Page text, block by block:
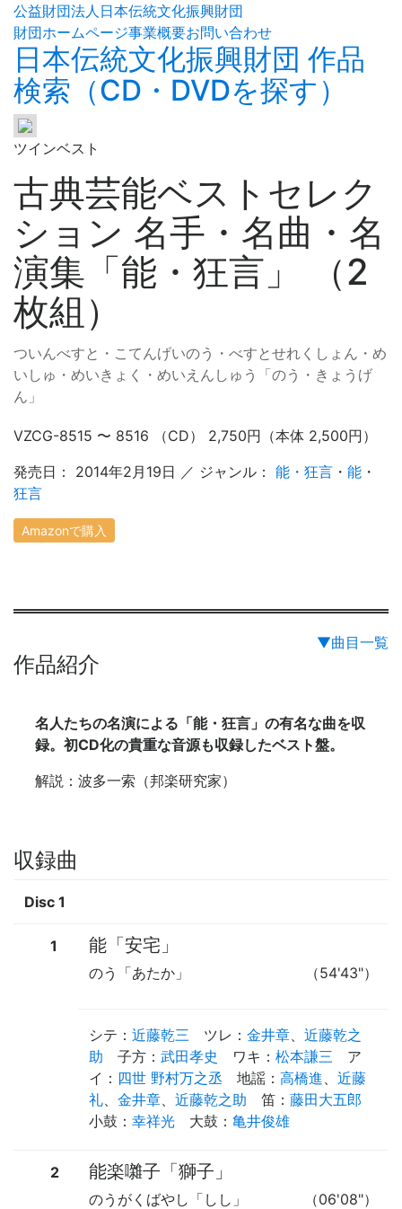
公益財団法人日本伝統文化振興財団
財団ホームページ事業概要お問い合わせ
日本伝統文化振興財団 作品
検索（CD・DVDを探す）
ツインベスト
古典芸能ベストセレク
ション 名手・名曲・名
演集「能・狂言」 （2
枚組）
ついんべすと・こてんげいのう・べすとせれくしょん・め
いしゅ・めいきょく・めいえんしゅう「のう・きょうげ
ん」
VZCG-8515 〜 8516 （CD） 2,750円（本体 2,500円）
発売日： 2014年2月19日 ／ ジャンル： 能・狂言 ・ 能 ・
狂言
Amazonで購入
▼曲目一覧
作品紹介
名人たちの名演による「能・狂言」の有名な曲を収
録。初CD化の貴重な音源も収録したベスト盤。
解説：波多一索（邦楽研究家）
収録曲
Disc 1
1 能「安宅」
（54'43"）
のう「あたか」
シテ ： 近藤乾三 ツレ ： 金井章
近藤乾之
助
子方 ： 武田孝史 ワキ ： 松本謙三
ア
イ ： 四世 野村万之丞 地謡 ： 高橋進
近藤
礼
金井章 近藤乾之助 笛 ： 藤田大五郎
小鼓 ： 幸祥光 大鼓 ： 亀井俊雄
2 能楽囃子「獅子」
（06'08"）
のうがくばやし「しし」